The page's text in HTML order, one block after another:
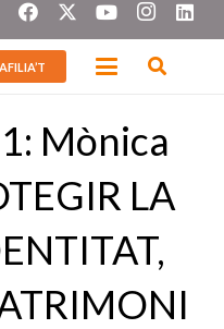
AFILIA’T
Mònica
LA